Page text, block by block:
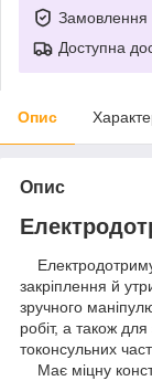
Замовлення
Доступна
Опис
Опис
закріплення й
зручного
робіт, а також
токонсульних
Має міцну